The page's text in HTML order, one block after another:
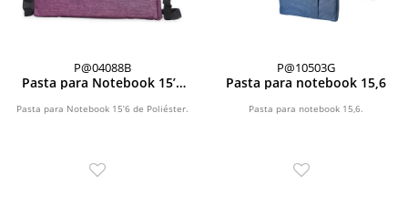
P@04088B
Pasta para Notebook 15’6
Pasta para Notebook 15’6 de Poliéster.
P@10503G
Pasta para notebook 15,6
Pasta para notebook 15,6.